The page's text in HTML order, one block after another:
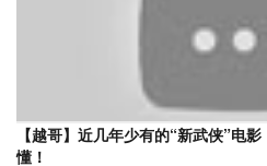
【越哥】近几年少有的“新武侠”电
懂！